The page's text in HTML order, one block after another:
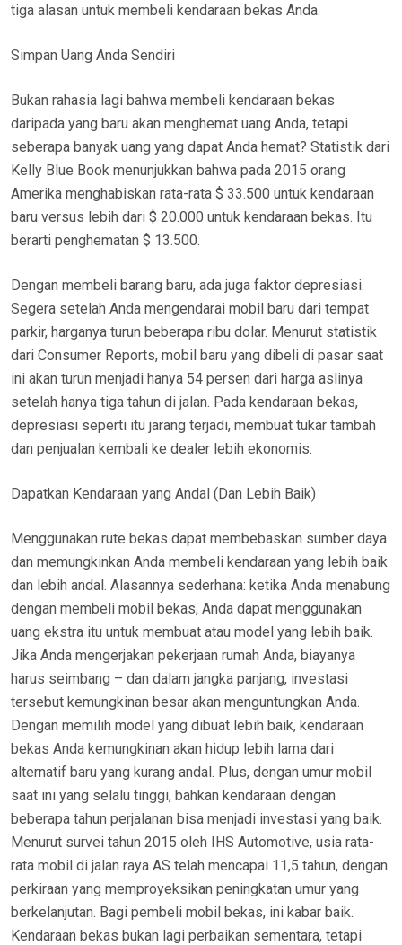
tiga alasan untuk membeli kendaraan bekas Anda.
Simpan Uang Anda Sendiri
Bukan rahasia lagi bahwa membeli kendaraan bekas
daripada yang baru akan menghemat uang Anda, tetapi
seberapa banyak uang yang dapat Anda hemat? Statistik dari
Kelly Blue Book menunjukkan bahwa pada 2015 orang
Amerika menghabiskan rata-rata $ 33.500 untuk kendaraan
baru versus lebih dari $ 20.000 untuk kendaraan bekas. Itu
berarti penghematan $ 13.500.
Dengan membeli barang baru, ada juga faktor depresiasi.
Segera setelah Anda mengendarai mobil baru dari tempat
parkir, harganya turun beberapa ribu dolar. Menurut statistik
dari Consumer Reports, mobil baru yang dibeli di pasar saat
ini akan turun menjadi hanya 54 persen dari harga aslinya
setelah hanya tiga tahun di jalan. Pada kendaraan bekas,
depresiasi seperti itu jarang terjadi, membuat tukar tambah
dan penjualan kembali ke dealer lebih ekonomis.
Dapatkan Kendaraan yang Andal (Dan Lebih Baik)
Menggunakan rute bekas dapat membebaskan sumber daya
dan memungkinkan Anda membeli kendaraan yang lebih baik
dan lebih andal. Alasannya sederhana: ketika Anda menabung
dengan membeli mobil bekas, Anda dapat menggunakan
uang ekstra itu untuk membuat atau model yang lebih baik.
Jika Anda mengerjakan pekerjaan rumah Anda, biayanya
harus seimbang – dan dalam jangka panjang, investasi
tersebut kemungkinan besar akan menguntungkan Anda.
Dengan memilih model yang dibuat lebih baik, kendaraan
bekas Anda kemungkinan akan hidup lebih lama dari
alternatif baru yang kurang andal. Plus, dengan umur mobil
saat ini yang selalu tinggi, bahkan kendaraan dengan
beberapa tahun perjalanan bisa menjadi investasi yang baik.
Menurut survei tahun 2015 oleh IHS Automotive, usia rata-
rata mobil di jalan raya AS telah mencapai 11,5 tahun, dengan
perkiraan yang memproyeksikan peningkatan umur yang
berkelanjutan. Bagi pembeli mobil bekas, ini kabar baik.
Kendaraan bekas bukan lagi perbaikan sementara, tetapi